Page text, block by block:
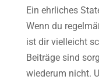
Ein ehrliches
Wenn du
ist dir vielleicht
Beiträge sind
wiederum nicht.